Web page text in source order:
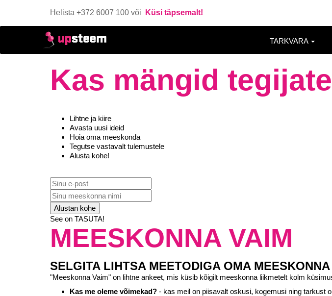
Helista +372 6007 100 või Küsi täpsemalt!
TARKVARA
Kas mängid
Lihtne ja kiire
Avasta uusi ideid
Hoia oma meeskonda
Tegutse vastavalt tulemustele
Alusta kohe!
See on TASUTA!
MEESKONNA VAIM
SELGITA LIHTSA MEETODIGA OMA
"Meeskonna Vaim" on lihtne ankeet, mis küsib kõigilt meeskonna liikmetelt kolm
Kas me oleme võimekad? - kas meil on piisavalt oskusi, kogemusi ning tarkust